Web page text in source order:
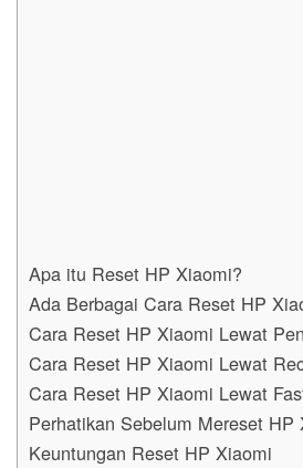
Apa itu Reset HP Xiaomi?
Ada Berbagai Cara Reset HP
Cara Reset HP Xiaomi Lewat
Cara Reset HP Xiaomi Lewat
Cara Reset HP Xiaomi Lewat
Perhatikan Sebelum Mereset HP
Keuntungan Reset HP Xiaomi